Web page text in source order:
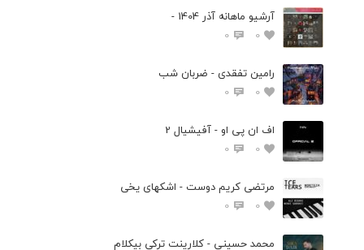
آرشیو ماهانه آذر 1404 -
0
0
رامین تفقدی - ضربان شب
0
0
اف ان پی او - آفیشیال 2
0
0
مرتضی کریم دوست - اشکهای یخی
0
0
محمد حسینی - کلارینت ترکی بیکلام